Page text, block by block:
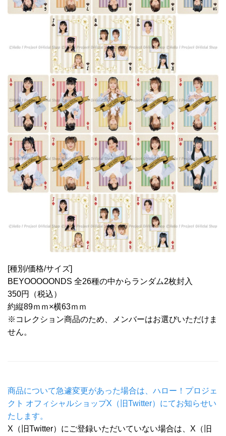
[種別/価格/サイズ]
BEYOOOOONDS 全26種の中からランダム2枚封入
350円（税込）
約縦89ｍｍ×横63ｍｍ
※コレクション商品のため、メンバーはお選びいただけま
せん。
商品について急遽変更があった場合は、ハロー！プロジェ
クト オフィシャルショップX（旧Twitter）にてお知らせい
たします。
X（旧Twitter）にご登録いただいていない場合は、X（旧